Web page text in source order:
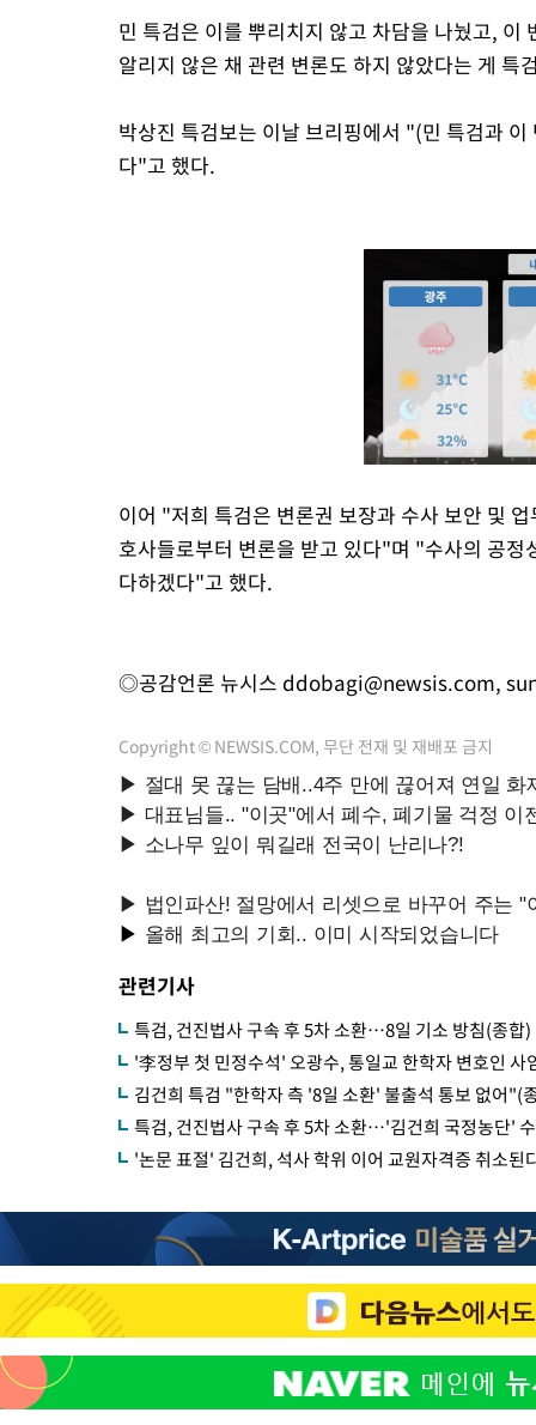
민 특검은 이를 뿌리치지 않고 차담을 나눴고,
알리지 않은 채 관련 변론도 하지 않았다는 게 특
박상진 특검보는 이날 브리핑에서 "(민 특검과
다"고 했다.
이어 "저희 특검은 변론권 보장과 수사 보안 및
호사들로부터 변론을 받고 있다"며 "수사의 공
다하겠다"고 했다.
◎공감언론 뉴시스 ddobagi@newsis.com,
Copyright © NEWSIS.COM, 무단 전재 및 재배포 금지
관련기사
특검, 건진법사 구속 후 5차 소환…8일 기소 방침(종합)
'李정부 첫 민정수석' 오광수, 통일교 한학자 변호인 사
김건희 특검 "한학자 측 '8일 소환' 불출석 통보 없어"(
특검, 건진법사 구속 후 5차 소환…'김건희 국정농단'
'논문 표절' 김건희, 석사 학위 이어 교원자격증 취소된